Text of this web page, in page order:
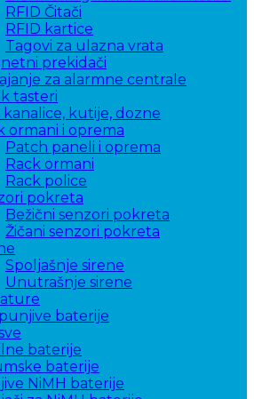
RFID Čitači
RFID kartice
Tagovi za ulazna vrata
prekidači
za alarmne centrale
tasteri
kanalice, kutije, dozne
ormani i oprema
Patch paneli i oprema
Rack ormani
Rack police
pokreta
Bežični senzori pokreta
Žičani senzori pokreta
Spoljašnje sirene
Unutrašnje sirene
baterije
baterije
baterije
NiMH baterije